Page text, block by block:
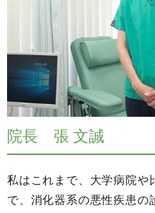
院長 張 文誠
私はこれまで、大学病院や
で、消化器系の悪性疾患の